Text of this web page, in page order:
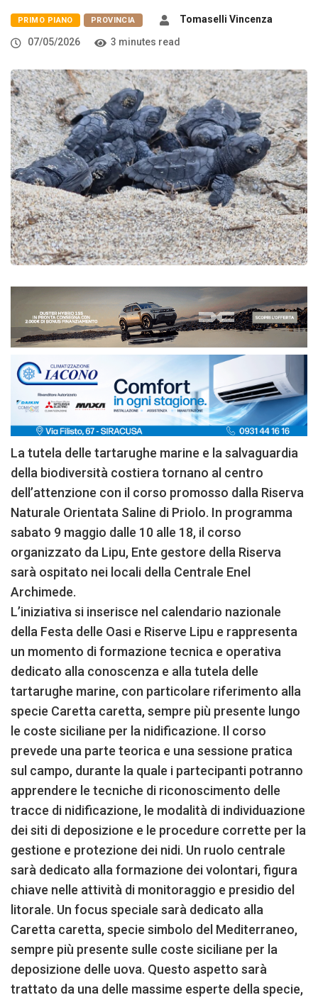
PRIMO PIANO PROVINCIA
Tomaselli Vincenza
07/05/2026
3 minutes read
La tutela delle tartarughe marine e la salvaguardia
della biodiversità costiera tornano al centro
dell’attenzione con il corso promosso dalla Riserva
Naturale Orientata Saline di Priolo. In programma
sabato 9 maggio dalle 10 alle 18, il corso
organizzato da Lipu, Ente gestore della Riserva
sarà ospitato nei locali della Centrale Enel
Archimede.
L’iniziativa si inserisce nel calendario nazionale
della Festa delle Oasi e Riserve Lipu e rappresenta
un momento di formazione tecnica e operativa
dedicato alla conoscenza e alla tutela delle
tartarughe marine, con particolare riferimento alla
specie Caretta caretta, sempre più presente lungo
le coste siciliane per la nidificazione. Il corso
prevede una parte teorica e una sessione pratica
sul campo, durante la quale i partecipanti potranno
apprendere le tecniche di riconoscimento delle
tracce di nidificazione, le modalità di individuazione
dei siti di deposizione e le procedure corrette per la
gestione e protezione dei nidi. Un ruolo centrale
sarà dedicato alla formazione dei volontari, figura
chiave nelle attività di monitoraggio e presidio del
litorale. Un focus speciale sarà dedicato alla
Caretta caretta, specie simbolo del Mediterraneo,
sempre più presente sulle coste siciliane per la
deposizione delle uova. Questo aspetto sarà
trattato da una delle massime esperte della specie,